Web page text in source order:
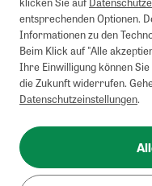
entsprechenden Optionen.
Informationen zu den
Beim Klick auf "Alle
Ihre Einwilligung können
die Zukunft widerrufen.
Datenschutzeinstellungen.